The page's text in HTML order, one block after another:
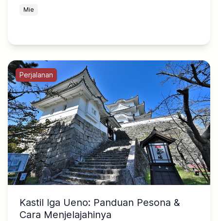
Mie
Perjalanan
Kastil Iga Ueno: Panduan Pesona &
Cara Menjelajahinya